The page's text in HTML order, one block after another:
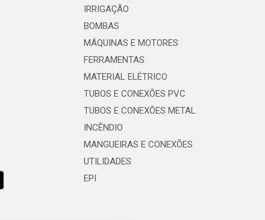
IRRIGAÇÃO
BOMBAS
MÁQUINAS E MOTORES
FERRAMENTAS
MATERIAL ELÉTRICO
TUBOS E CONEXÕES PVC
TUBOS E CONEXÕES METAL
INCÊNDIO
MANGUEIRAS E CONEXÕES
UTILIDADES
EPI